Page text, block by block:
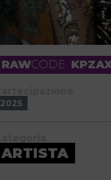
RAWCODE
2025
ARTISTA